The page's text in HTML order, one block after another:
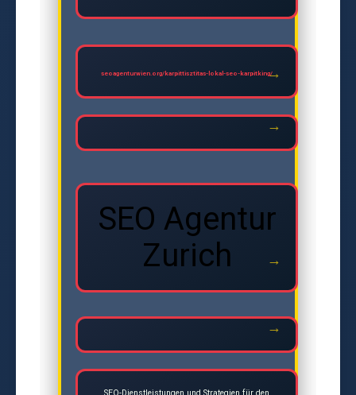
seoagenturwien.org/karpittisztitas-lokal-seo-karpitking/
SEO Agentur
Zurich